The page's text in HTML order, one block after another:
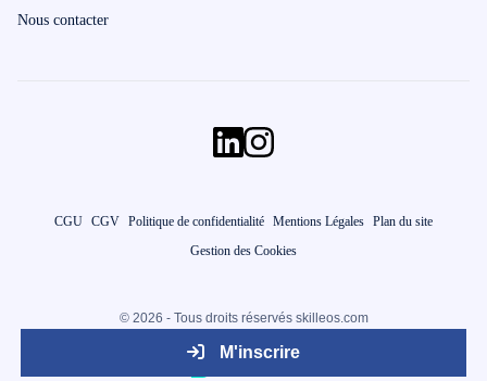
M'inscrire
Nous contacter
CGU CGV Politique de confidentialité Mentions Légales Plan du site
Gestion des Cookies
© 2026 - Tous droits réservés skilleos.com